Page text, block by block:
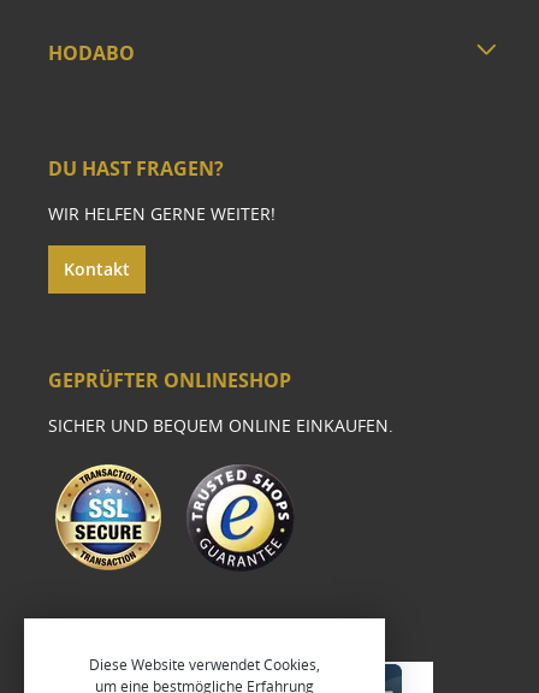
HODABO
DU HAST FRAGEN?
WIR HELFEN GERNE WEITER!
Kontakt
GEPRÜFTER ONLINESHOP
SICHER UND BEQUEM ONLINE EINKAUFEN.
Diese Website verwendet Cookies,
um eine bestmögliche Erfahrung